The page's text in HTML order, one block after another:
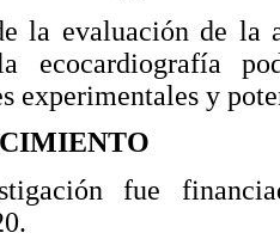
la evaluación de la
ecocardiografía
experimentales y
fue